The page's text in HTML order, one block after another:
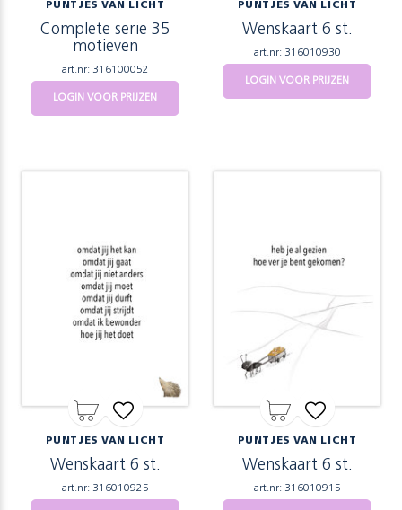
PUNTJES VAN LICHT
Complete serie 35
motieven
art.nr: 316100052
LOGIN VOOR PRIJZEN
PUNTJES VAN LICHT
Wenskaart 6 st.
art.nr: 316010930
LOGIN VOOR PRIJZEN
PUNTJES VAN LICHT
Wenskaart 6 st.
art.nr: 316010925
PUNTJES VAN LICHT
Wenskaart 6 st.
art.nr: 316010915